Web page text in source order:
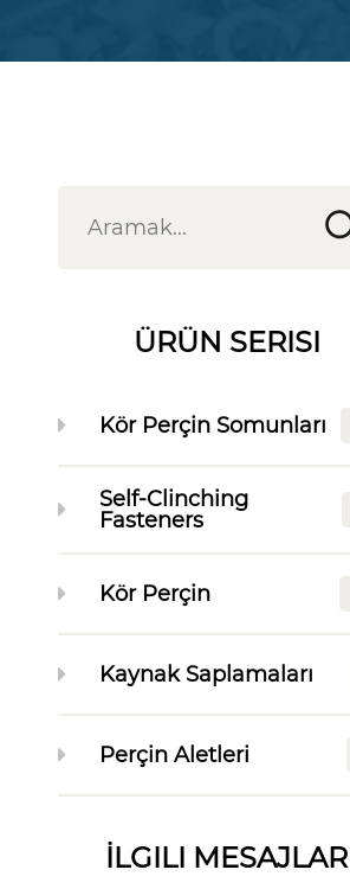
ÜRÜN SERISI
Kör Perçin Somunları
Self-Clinching
Fasteners
Kör Perçin
Kaynak Saplamaları
Perçin Aletleri
İLGILI MESAJLAR